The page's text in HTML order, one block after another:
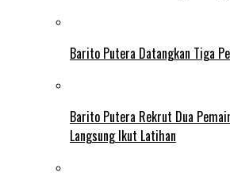
Barito Putera Datangkan Tiga
Barito Putera Rekrut Dua
Langsung Ikut Latihan